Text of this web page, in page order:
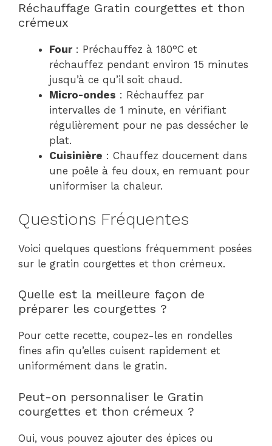
Réchauffage Gratin courgettes et thon
crémeux
Four: Préchauffez à 180°C et
réchauffez pendant environ 15 minutes
jusqu’à ce qu’il soit chaud.
Micro-ondes : Réchauffez par
intervalles de 1 minute, en vérifiant
régulièrement pour ne pas dessécher le
plat.
Cuisinière : Chauffez doucement dans
une poêle à feu doux, en remuant pour
uniformiser la chaleur.
Questions Fréquentes
Voici quelques questions fréquemment posées
sur le gratin courgettes et thon crémeux.
Quelle est la meilleure façon de
préparer les courgettes ?
Pour cette recette, coupez-les en rondelles
fines afin qu’elles cuisent rapidement et
uniformément dans le gratin.
Peut-on personnaliser le Gratin
courgettes et thon crémeux ?
Oui, vous pouvez ajouter des épices ou